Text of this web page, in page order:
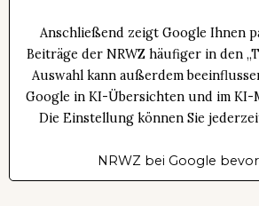
Anschließend zeigt Google Ihnen
Beiträge der NRWZ häufiger in den
Auswahl kann außerdem
Google in KI-Übersichten und im KI-
Die Einstellung können Sie
NRWZ bei Google